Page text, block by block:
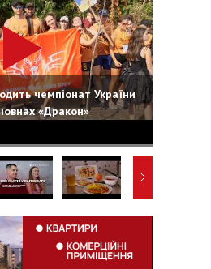
чемпіонат України
«Дракон»